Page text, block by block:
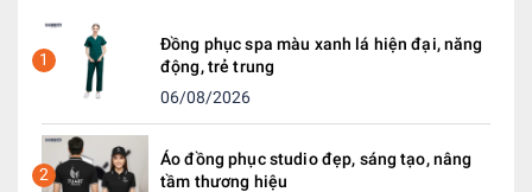
1
Đồng phục spa màu xanh lá hiện đại, năng
động, trẻ trung
06/08/2026
2
Áo đồng phục studio đẹp, sáng tạo, nâng
tầm thương hiệu